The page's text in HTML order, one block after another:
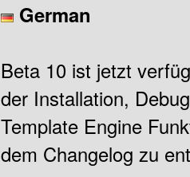
German
Beta 10 ist jetzt
der Installation,
Template Engine
dem Changelog zu